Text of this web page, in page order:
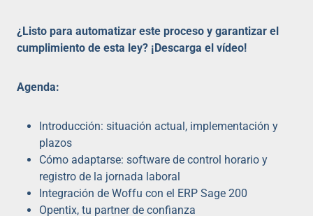
¿Listo para automatizar este proceso y garantizar el
cumplimiento de esta ley? ¡Descarga el vídeo!
Agenda:
Introducción: situación actual, implementación y
plazos
Cómo adaptarse: software de control horario y
registro de la jornada laboral
Integración de Woffu con el ERP Sage 200
Opentix, tu partner de confianza